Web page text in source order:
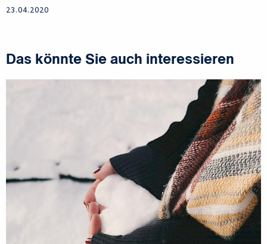
23.04.2020
Das könnte Sie auch interessieren